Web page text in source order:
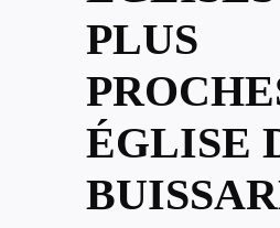
PLUS
ÉGLISE